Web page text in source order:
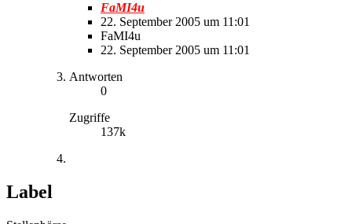
FaMI4u
22. September 2005 um 11:01
FaMI4u
22. September 2005 um 11:01
Antworten
0
Zugriffe
137k
Label